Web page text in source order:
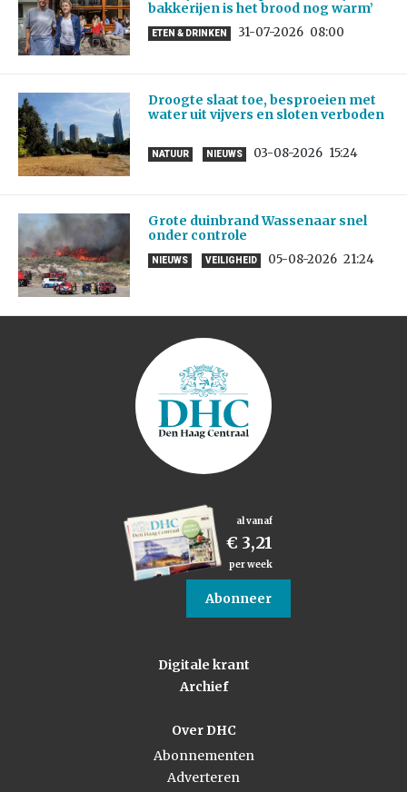
bakkerijen is het brood nog warm’
ETEN & DRINKEN 31-07-2026 08:00
Droogte slaat toe, besproeien met
water uit vijvers en sloten verboden
NATUUR NIEUWS 03-08-2026 15:24
Grote duinbrand Wassenaar snel
onder controle
NIEUWS VEILIGHEID 05-08-2026 21:24
al vanaf
€ 3,21
per week
Abonneer
Digitale krant
Archief
Over DHC
Abonnementen
Adverteren